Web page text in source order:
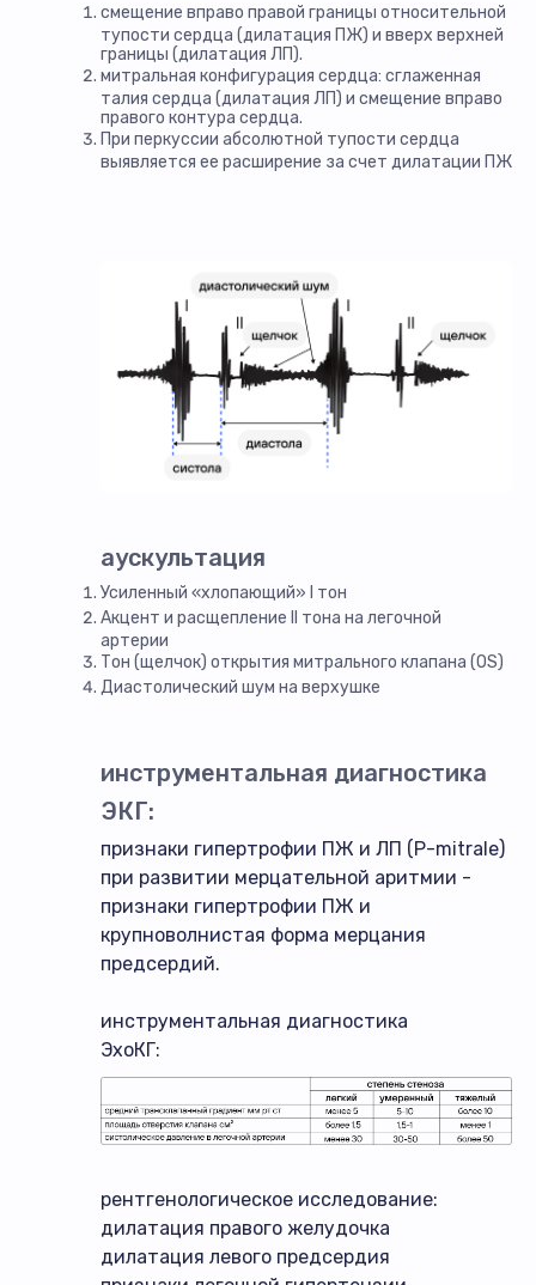
смещение вправо правой границы относительной
тупости сердца (дилатация ПЖ) и вверх верхней
границы (дилатация ЛП).
митральная конфигурация сердца: сглаженная
талия сердца (дилатация ЛП) и смещение вправо
правого контура сердца.
При перкуссии абсолютной тупости сердца
выявляется ее расширение за счет дилатации ПЖ
аускультация
Усиленный «хлопающий» I тон
Акцент и расщепление II тона на легочной
артерии
Тон (щелчок) открытия митрального клапана (OS)
Диастолический шум на верхушке
инструментальная диагностика
ЭКГ:
признаки гипертрофии ПЖ и ЛП (P-mitrale)
при развитии мерцательной аритмии -
признаки гипертрофии ПЖ и
крупноволнистая форма мерцания
предсердий.
инструментальная диагностика
ЭхоКГ:
рентгенологическое исследование:
дилатация правого желудочка
дилатация левого предсердия